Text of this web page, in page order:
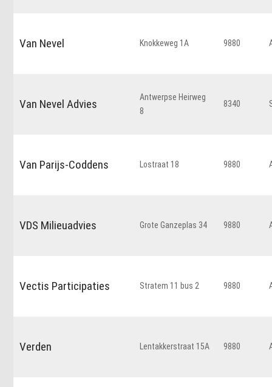
Van Nevel Knokkeweg 1A 9880
Van Nevel Advies
Antwerpse Heirweg
8
8340
Van Parijs-Coddens Lostraat 18 9880
VDS Milieuadvies Grote Ganzeplas 34 9880
Vectis Participaties Stratem 11 bus 2 9880
Verden Lentakkerstraat 15A 9880